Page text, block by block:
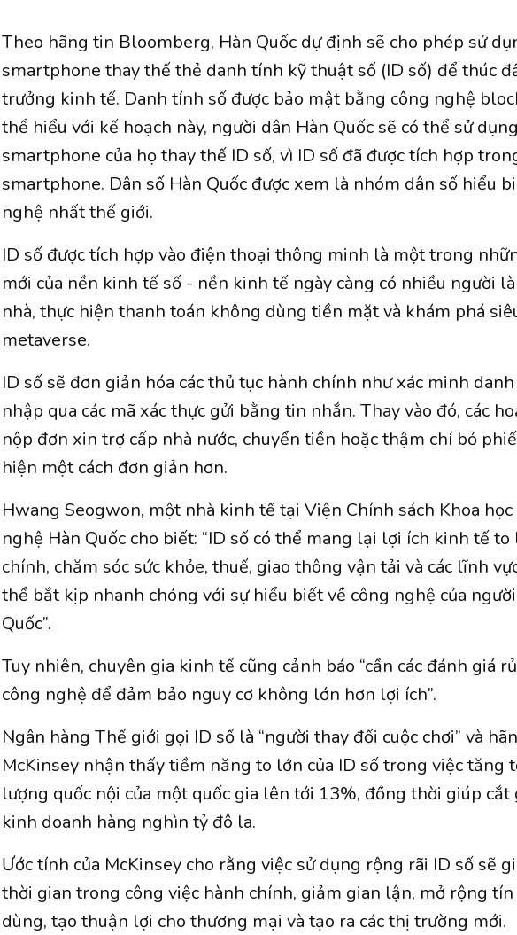
Theo hãng tin Bloomberg, Hàn Quốc dự định sẽ cho phép sử
smartphone thay thế thẻ danh tính kỹ thuật số (ID số) để thúc
trưởng kinh tế. Danh tính số được bảo mật bằng công nghệ
thể hiểu với kế hoạch này, người dân Hàn Quốc sẽ có thể sử dụng
smartphone của họ thay thế ID số, vì ID số đã được tích hợp
smartphone. Dân số Hàn Quốc được xem là nhóm dân số hiểu
nghệ nhất thế giới.
ID số được tích hợp vào điện thoại thông minh là một trong
mới của nền kinh tế số - nền kinh tế ngày càng có nhiều người
nhà, thực hiện thanh toán không dùng tiền mặt và khám phá
metaverse.
ID số sẽ đơn giản hóa các thủ tục hành chính như xác minh
nhập qua các mã xác thực gửi bằng tin nhắn. Thay vào đó, các
nộp đơn xin trợ cấp nhà nước, chuyển tiền hoặc thậm chí bỏ
hiện một cách đơn giản hơn.
Hwang Seogwon, một nhà kinh tế tại Viện Chính sách Khoa học
nghệ Hàn Quốc cho biết: “ID số có thể mang lại lợi ích kinh tế to
chính, chăm sóc sức khỏe, thuế, giao thông vận tải và các lĩnh
thể bắt kịp nhanh chóng với sự hiểu biết về công nghệ của
Quốc”.
Tuy nhiên, chuyên gia kinh tế cũng cảnh báo “cần các đánh giá
công nghệ để đảm bảo nguy cơ không lớn hơn lợi ích”.
Ngân hàng Thế giới gọi ID số là “người thay đổi cuộc chơi” và
McKinsey nhận thấy tiềm năng to lớn của ID số trong việc tăng
lượng quốc nội của một quốc gia lên tới 13%, đồng thời giúp
kinh doanh hàng nghìn tỷ đô la.
Ước tính của McKinsey cho rằng việc sử dụng rộng rãi ID số sẽ
thời gian trong công việc hành chính, giảm gian lận, mở rộng
dùng, tạo thuận lợi cho thương mại và tạo ra các thị trường mới.